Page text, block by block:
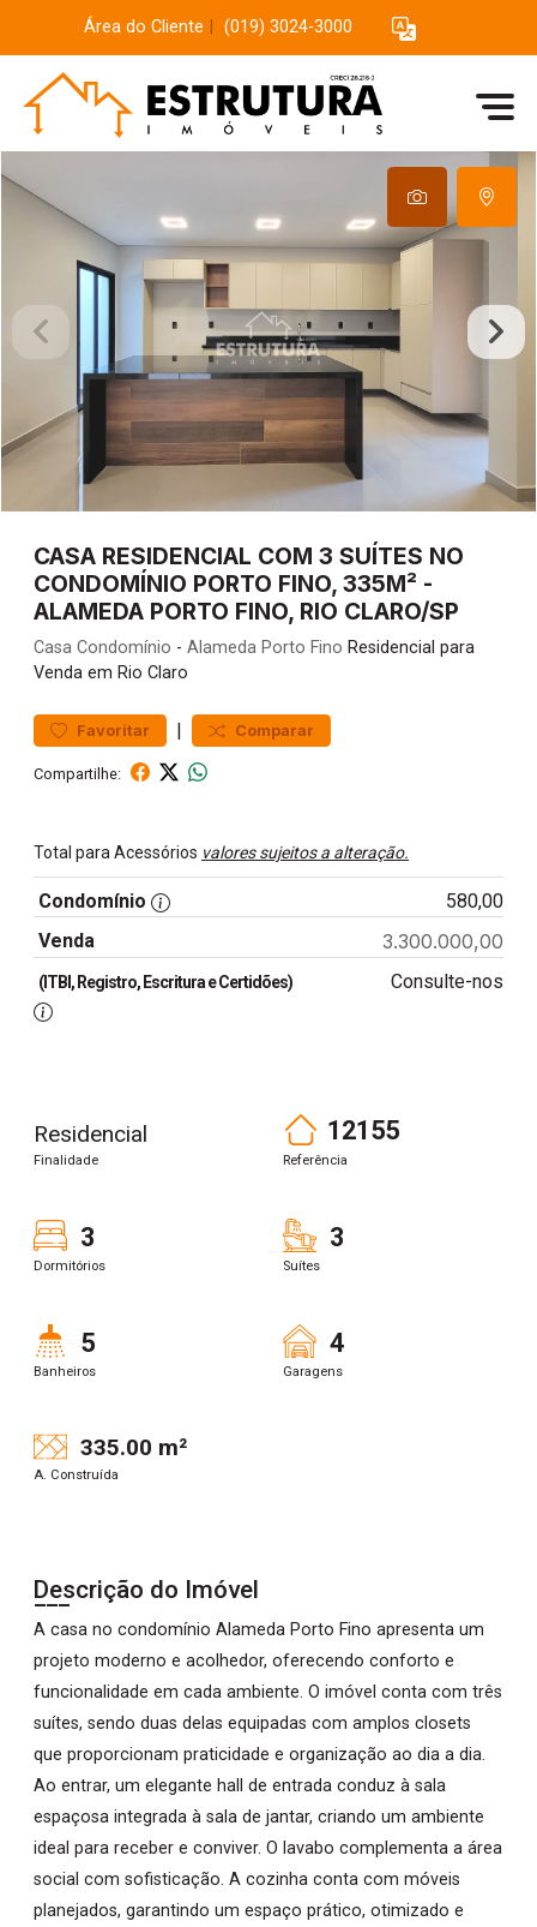
Área do Cliente (019) 3024-3000
CASA RESIDENCIAL COM 3 SUÍTES NO
CONDOMÍNIO PORTO FINO, 335M² -
ALAMEDA PORTO FINO, RIO CLARO/SP
Casa Condomínio - Alameda Porto Fino Residencial para
Venda em Rio Claro
Favoritar | Comparar
Compartilhe:
Total para Acessórios valores sujeitos a alteração.
Condomínio
580,00
Venda
3.300.000,00
(ITBI, Registro, Escritura e Certidões) Consulte-nos
Residencial
Finalidade
12155
Referência
3
Dormitórios
3
Suítes
5
Banheiros
4
Garagens
335.00 m²
A. Construída
Descrição do Imóvel
A casa no condomínio Alameda Porto Fino apresenta um
projeto moderno e acolhedor, oferecendo conforto e
funcionalidade em cada ambiente. O imóvel conta com três
suítes, sendo duas delas equipadas com amplos closets
que proporcionam praticidade e organização ao dia a dia.
Ao entrar, um elegante hall de entrada conduz à sala
espaçosa integrada à sala de jantar, criando um ambiente
ideal para receber e conviver. O lavabo complementa a área
social com sofisticação. A cozinha conta com móveis
planejados, garantindo um espaço prático, otimizado e